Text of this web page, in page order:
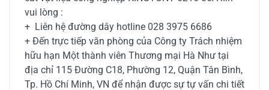
vui lòng :
+ Liên hệ đường dây hotline 028 3975 6686
+ Đến trực tiếp văn phòng của Công ty Trách nhiệm
hữu hạn Một thành viên Thương mại Hà Như tại
địa chỉ 115 Đường C18, Phường 12, Quận Tân Bình,
Tp. Hồ Chí Minh, VN để nhận được sự tự vấn chi tiết